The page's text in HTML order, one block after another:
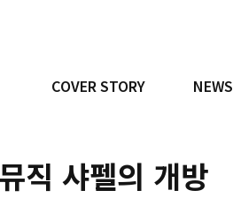
COVER STORY NEWS
직 샤펠의 개방